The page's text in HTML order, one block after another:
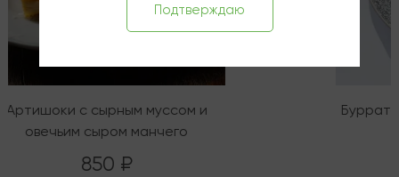
Артишоки с сырным муссом и
овечьим сыром манчего
850 ₽
Подтверждаю